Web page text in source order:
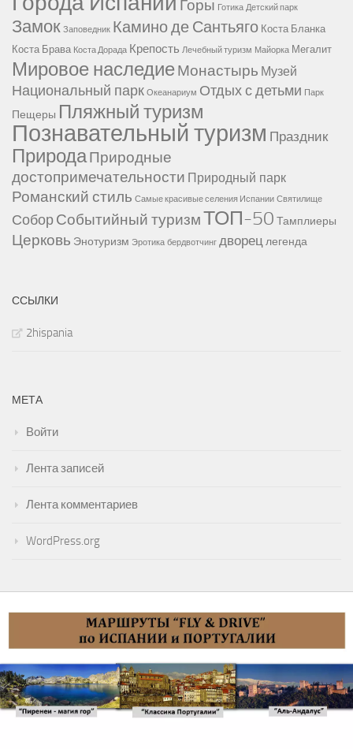
Горы Готика Детский парк
Замок Заповедник Камино де Сантьяго Коста Бланка
Коста Брава Коста Дорада Крепость Лечебный туризм Майорка Мегалит
Мировое наследиеМонастырь Музей
Национальный парк Океанариум Отдых с детьми Парк
Пещеры Пляжный туризм
Познавательный туризм Праздник
ПриродаПриродные
достопримечательности Природный парк
Романский стиль Самые красивые селения Испании Святилище
СоборСобытийный туризмТОП-50 Тамплиеры
Церковь Энотуризм Эротика бердвотчинг дворец легенда
ССЫЛКИ
2hispania
МЕТА
Войти
Лента записей
Лента комментариев
WordPress.org